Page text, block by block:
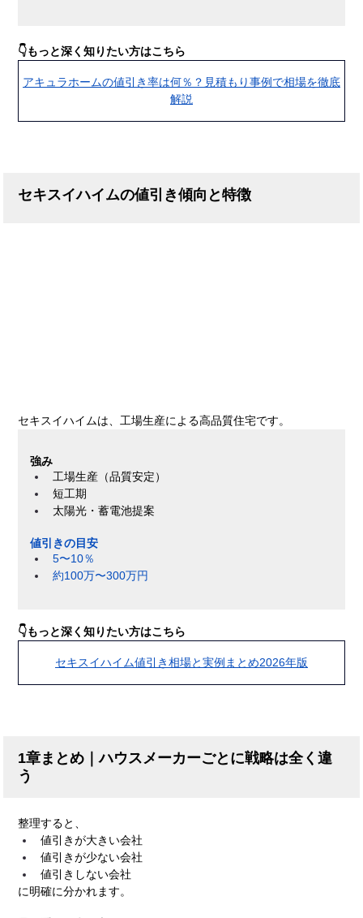
👇もっと深く知りたい方はこちら
アキュラホームの値引き率は何％？見積もり事例で相場を徹底
解説
セキスイハイムの値引き傾向と特徴
セキスイハイムは、工場生産による高品質住宅です。
強み
工場生産（品質安定）
短工期
太陽光・蓄電池提案
値引きの目安
5〜10％
約100万〜300万円
👇もっと深く知りたい方はこちら
セキスイハイム値引き相場と実例まとめ2026年版
1章まとめ｜ハウスメーカーごとに戦略は全く違
う
整理すると、
値引きが大きい会社
値引きが少ない会社
値引きしない会社
に明確に分かれます。